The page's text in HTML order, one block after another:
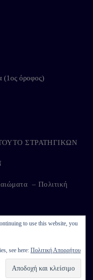
(1ος όροφος)
to use this website, you
see here: Πολιτική Απορρήτου
ΣΤΡΑΤΗΓΙΚΩΝ
– Πολιτική